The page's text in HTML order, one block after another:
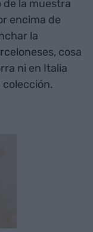
la muestra
encima de
la
cosa
ni en Italia